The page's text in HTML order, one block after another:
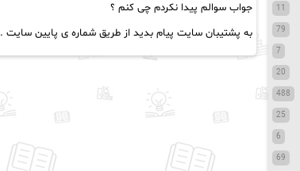
جواب سوالم پیدا نکردم چی کنم ؟
به پشتیبان سایت پیام بدید از طریق شماره ی پایین سایت .
11
79
7
20
488
25
6
69